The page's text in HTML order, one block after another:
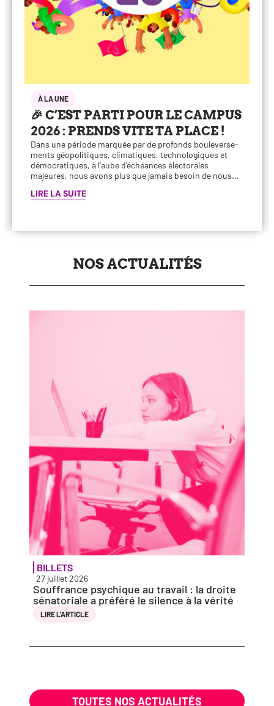
À LA UNE
🎉 C’EST PARTI POUR LE CAMPUS
2026 : PRENDS VITE TA PLACE !
Dans une période mar­quée par de pro­fonds bou­le­ver­se­
ments géo­po­li­tiques, cli­ma­tiques, tech­no­lo­giques et
démo­cra­tiques, à l’aube d’échéances élec­to­rales
majeures, nous avons plus que jamais besoin de nous…
LIRE LA SUITE
NOS ACTUALITÉS
BILLETS
27 juillet 2026
Souffrance psy­chique au tra­vail : la droite
séna­to­riale a pré­fé­ré le silence à la vérité
LIRE L’AR­TICLE
TOUTES NOS ACTUALITÉS